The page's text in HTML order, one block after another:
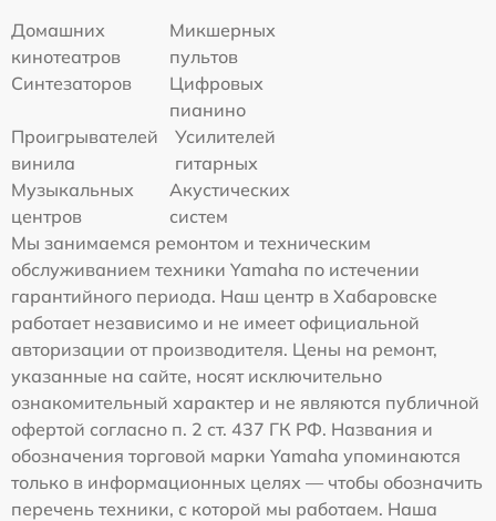
Домашних
кинотеатров
Микшерных
пультов
Синтезаторов
Цифровых
пианино
Проигрывателей
винила
Усилителей
гитарных
Музыкальных
центров
Акустических
систем
Мы занимаемся ремонтом и техническим
обслуживанием техники Yamaha по истечении
гарантийного периода. Наш центр в Хабаровске
работает независимо и не имеет официальной
авторизации от производителя. Цены на ремонт,
указанные на сайте, носят исключительно
ознакомительный характер и не являются публичной
офертой согласно п. 2 ст. 437 ГК РФ. Названия и
обозначения торговой марки Yamaha упоминаются
только в информационных целях — чтобы обозначить
перечень техники, с которой мы работаем. Наша